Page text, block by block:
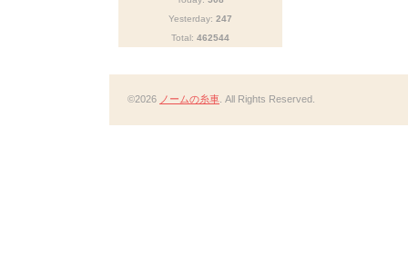
Yesterday: 247
Total: 462544
©2026 ノームの糸車 . All Rights Reserved.